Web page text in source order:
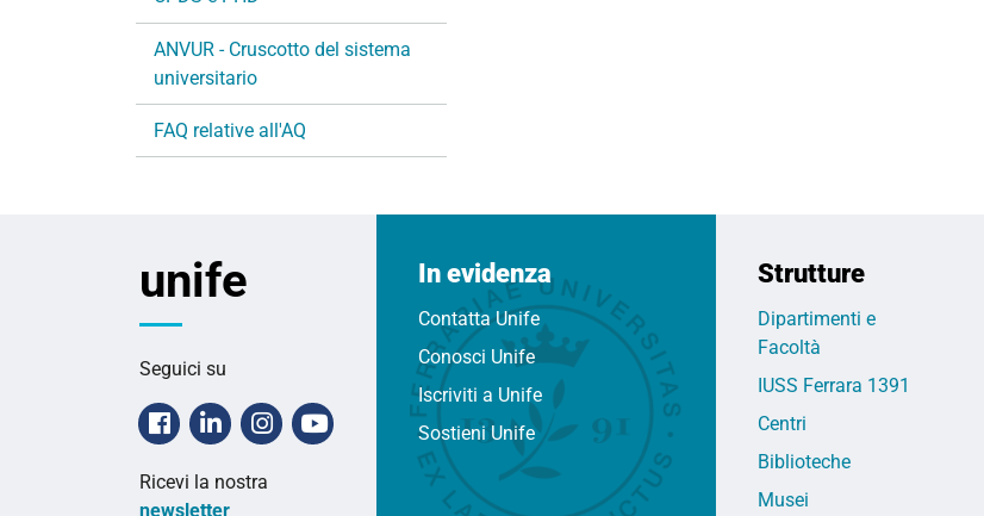
ANVUR - Cruscotto del sistema
universitario
FAQ relative all'AQ
unife
Seguici su
Facebook
LinkedinInstagramYoutube
Ricevi la nostra
newsletter
In evidenza
Contatta Unife
Conosci Unife
Iscriviti a Unife
Sostieni Unife
Strutture
Dipartimenti e
Facoltà
IUSS Ferrara 1391
Centri
Biblioteche
Musei